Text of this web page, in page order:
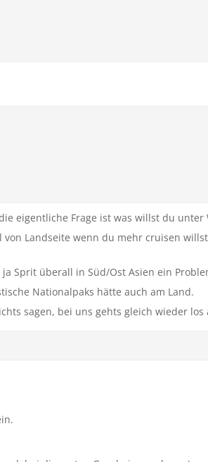
eigentliche Frage ist was willst du unter
Landseite wenn du mehr cruisen
Sprit überall in Süd/Ost Asien ein
Nationalpaks hätte auch am Land.
sagen, bei uns gehts gleich wieder